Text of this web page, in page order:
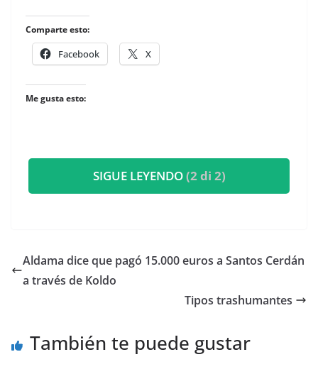
Comparte esto:
Facebook X
Me gusta esto:
SIGUE LEYENDO(2 di 2)
Aldama dice que pagó 15.000 euros a Santos Cerdán
a través de Koldo
​Tipos trashumantes
También te puede gustar